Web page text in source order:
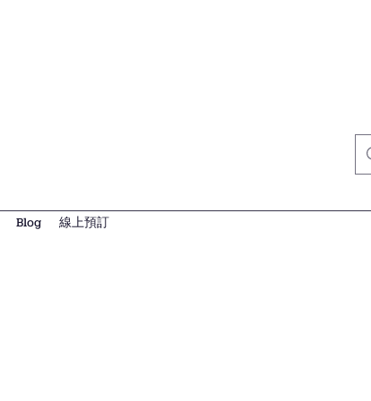
Blog 線上預訂